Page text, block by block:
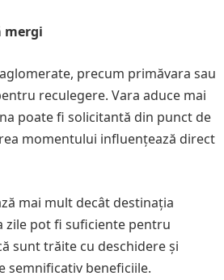
mergi
precum primăvara sau
reculegere. Vara aduce mai
poate fi solicitantă din punct de
momentului influențează direct
mai mult decât destinația
zile pot fi suficiente pentru
sunt trăite cu deschidere și
semnificativ beneficiile.